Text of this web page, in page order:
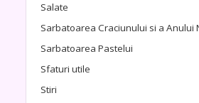
Salate
Sarbatoarea Craciunului si a Anului
Sarbatoarea Pastelui
Sfaturi utile
Stiri